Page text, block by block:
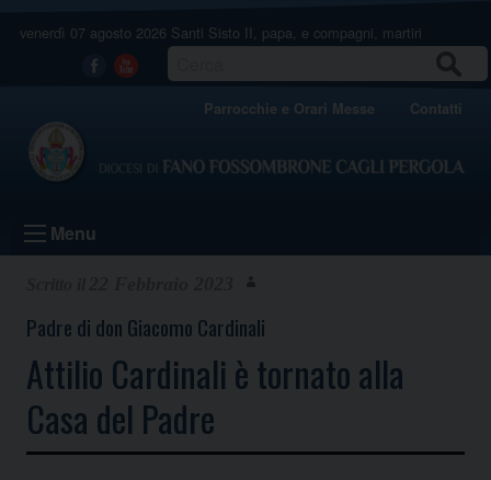
venerdì 07 agosto 2026 Santi Sisto II, papa, e compagni, martiri
Facebook
Youtube
Parrocchie e Orari Messe Contatti
Menu
Padre di don Giacomo Cardinali
Attilio Cardinali è tornato alla
Casa del Padre